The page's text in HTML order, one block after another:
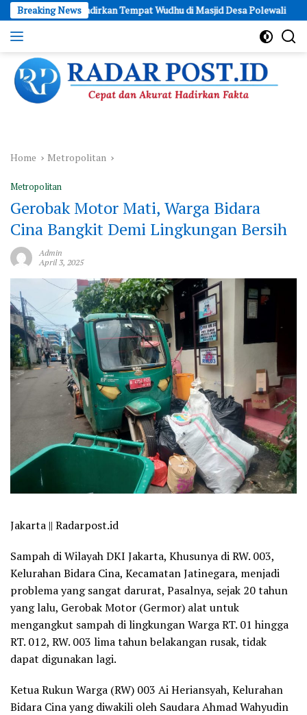
Skip
to
content
Breaking News
Hadirkan Tempat Wudhu di Masjid Desa Polewali Berkat
dan
Akurat
Hadirkan
Fakta
Home Metropolitan
Metropolitan
Gerobak Motor Mati, Warga Bidara
Cina Bangkit Demi Lingkungan Bersih
Admin
April 3, 2025
Jakarta || Radarpost.id
Sampah di Wilayah DKI Jakarta, Khusunya di RW. 003,
Kelurahan Bidara Cina, Kecamatan Jatinegara, menjadi
problema yang sangat darurat, Pasalnya, sejak 20 tahun
yang lalu, Gerobak Motor (Germor) alat untuk
mengangkut sampah di lingkungan Warga RT. 01 hingga
RT. 012, RW. 003 lima tahun belakangan rusak, tidak
dapat digunakan lagi.
Ketua Rukun Warga (RW) 003 Ai Heriansyah, Kelurahan
Bidara Cina yang diwakili oleh Saudara Ahmad Wahyudin